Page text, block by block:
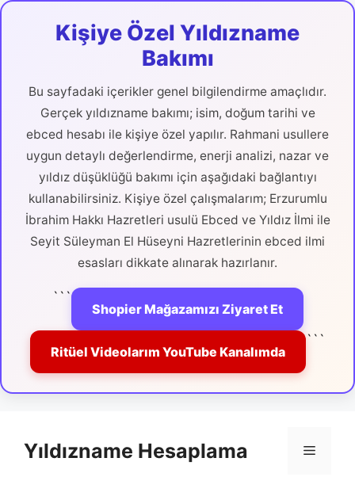
Kişiye Özel Yıldızname
Bakımı
Bu sayfadaki içerikler genel bilgilendirme amaçlıdır.
Gerçek yıldızname bakımı; isim, doğum tarihi ve
ebced hesabı ile kişiye özel yapılır. Rahmani usullere
uygun detaylı değerlendirme, enerji analizi, nazar ve
yıldız düşüklüğü bakımı için aşağıdaki bağlantıyı
kullanabilirsiniz. Kişiye özel çalışmalarım; Erzurumlu
İbrahim Hakkı Hazretleri usulü Ebced ve Yıldız İlmi ile
Seyit Süleyman El Hüseyni Hazretlerinin ebced ilmi
esasları dikkate alınarak hazırlanır.
```
Shopier Mağazamızı Ziyaret Et
Ritüel Videolarım YouTube Kanalımda
```
Yıldızname Hesaplama Menü